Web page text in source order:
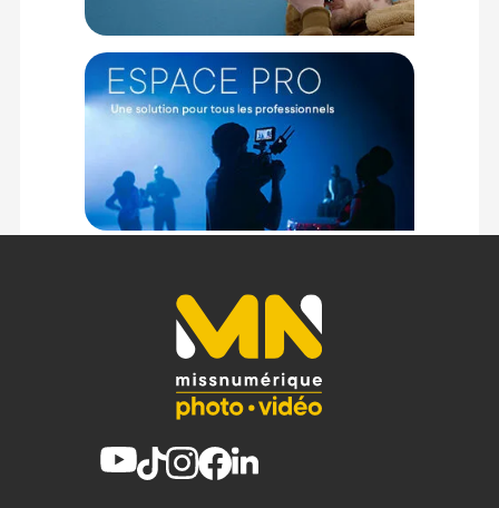
L'ouverture Zippée du compartiment principal prend
l'intégralité du sac. Cette ouverture est doublée par des
rabats qui vous permettent d'ouvrir le sac par le dessus ou
par les côtés.
Attaches externes
Les deux grandes poches sur les côtés du sac peuvent
contenir un trépied, un monopode ou une bouteille d'eau. Les
trépieds et monopodes peuvent être efficacement maintenus
avec les sangles sur les dessus des poches. Les sangles de
transport externe incluses vous permettent d'emporter vos
Options de transport
Le sac Everyday Backpack Zip 15L V3 Peak Design peut être
transporté via les poignées ou avec les bretelles réglables.
maintien. Vous pouvez maintenir le sac sur la poignée
télescopique d'une valise avec le passant sur la partie
Fabrication